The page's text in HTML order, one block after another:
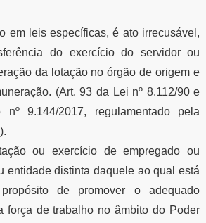
em leis específicas, é ato irrecusável,
do exercício do servidor ou
da lotação no órgão de origem e
(Art. 93 da Lei nº 8.112/90 e
9.144/2017, regulamentado pela
ou exercício de empregado ou
entidade distinta daquele ao qual está
de promover o adequado
força de trabalho no âmbito do Poder